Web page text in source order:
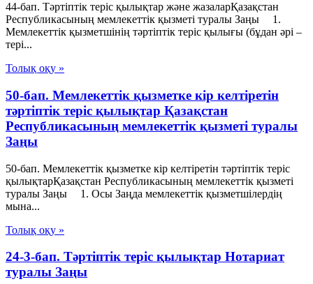
44-бап. Тәртіптік теріс қылықтар және жазаларҚазақстан
Республикасының мемлекеттік қызметі туралы Заңы 1.
Мемлекеттік қызметшінің тәртіптік теріс қылығы (бұдан әрі –
тері...
Толық оқу »
50-бап. Мемлекеттік қызметке кір келтiретін
тәртіптік теріс қылықтар Қазақстан
Республикасының мемлекеттік қызметі туралы
Заңы
50-бап. Мемлекеттік қызметке кір келтiретін тәртіптік теріс
қылықтарҚазақстан Республикасының мемлекеттік қызметі
туралы Заңы 1. Осы Заңда мемлекеттік қызметшілердің
мына...
Толық оқу »
24-3-бап. Тәртіптік теріс қылықтар Нотариат
туралы Заңы